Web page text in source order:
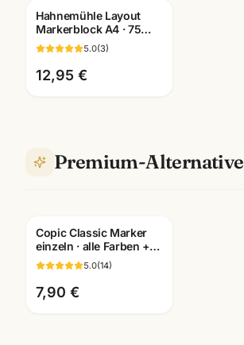
Hahnemühle Layout
Markerblock A4 · 75
Blatt für Copic Marker ·
Art.10625040
5.0(3)
12,95 €
Premium-Alternative
Copic Classic Marker
einzeln · alle Farben +
Blender ·
Künstlerbedarf
Mannheim
5.0(14)
7,90 €